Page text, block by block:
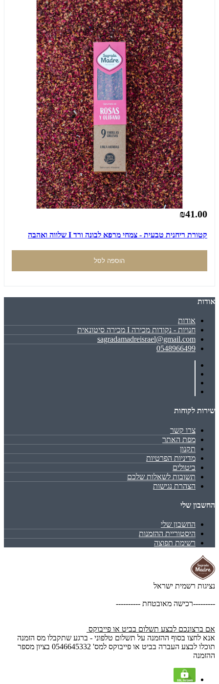
₪41.00
קטורת ריחנית טבעית - צמחי מרפא לבונה ורד I שלווה ואהבה
הוספה לסל
אודות
אודות
חנויות - נקודות מכירה I מכירה סיטונאית
sagradamadreisrael@gmail.com
0548966499
שירות לקוחות
צרו קשר
מפת האתר
תקנון
מדיניות הפרטיות
ביטולים
תשובות לשאלות שלכם
הצהרת נגישות
החשבון שלי
החשבון שלי
היסטוריית ההזמנות
רשימת תפוצה
נציגות רשמית ישראל
---------רכישה מאובטחת ----------
אם ברצונכם לבצע תשלום בביט או פייבוקס
אנא לחצו בסוף ההזמנה על תשלום טלפוני - ברגע שתקבלו מס הזמנה
תוכלו לבצע העברה בביט או פייבוקס למס' 0546645332 בציון מספר
ההזמנה